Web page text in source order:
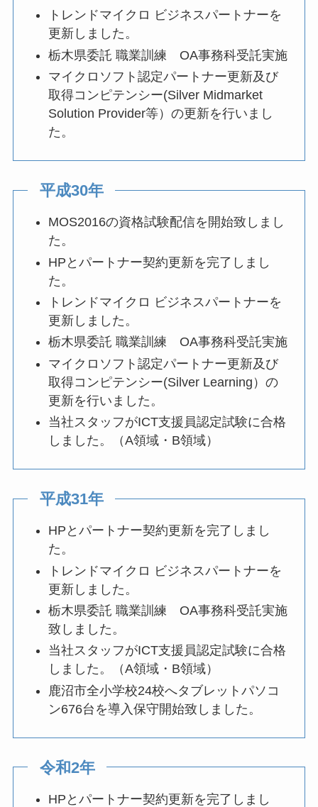
トレンドマイクロ ビジネスパートナーを
更新しました。
栃木県委託 職業訓練 OA事務科受託実施
マイクロソフト認定パートナー更新及び
取得コンピテンシー(Silver Midmarket
Solution Provider等）の更新を行いまし
た。
平成30年
MOS2016の資格試験配信を開始致しまし
た。
HPとパートナー契約更新を完了しまし
た。
トレンドマイクロ ビジネスパートナーを
更新しました。
栃木県委託 職業訓練 OA事務科受託実施
マイクロソフト認定パートナー更新及び
取得コンピテンシー(Silver Learning）の
更新を行いました。
当社スタッフがICT支援員認定試験に合格
しました。（A領域・B領域）
平成31年
HPとパートナー契約更新を完了しまし
た。
トレンドマイクロ ビジネスパートナーを
更新しました。
栃木県委託 職業訓練 OA事務科受託実施
致しました。
当社スタッフがICT支援員認定試験に合格
しました。（A領域・B領域）
鹿沼市全小学校24校へタブレットパソコ
ン676台を導入保守開始致しました。
令和2年
HPとパートナー契約更新を完了しまし